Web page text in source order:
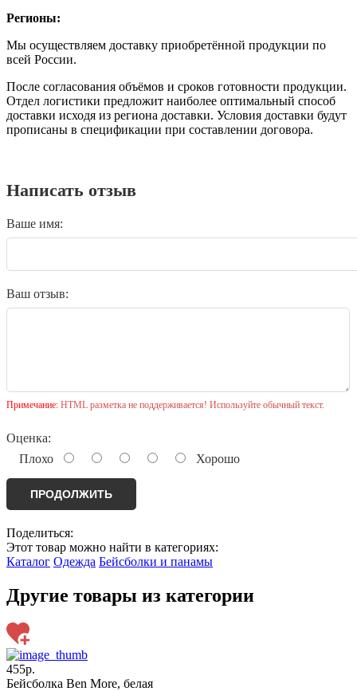
Регионы:
Мы осуществляем доставку приобретённой продукции по
всей России.
После согласования объёмов и сроков готовности продукции.
Отдел логистики предложит наиболее оптимальный способ
доставки исходя из региона доставки. Условия доставки будут
прописаны в спецификации при составлении договора.
Написать отзыв
Ваше имя:
Ваш отзыв:
Примечание: HTML разметка не поддерживается! Используйте обычный текст.
Оценка:
Плохо
Хорошо
ПРОДОЛЖИТЬ
Поделиться:
Этот товар можно найти в категориях:
Каталог Одежда Бейсболки и панамы
Другие товары из категории
455р.
Бейсболка Ben More, белая